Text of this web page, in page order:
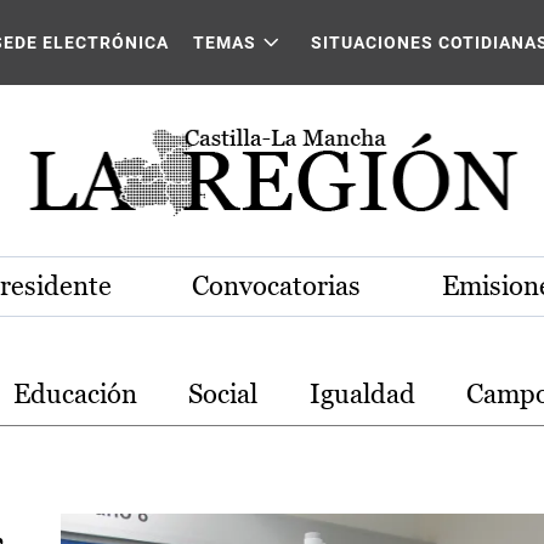
La Mancha
ELECTRÓNICA TEMAS SITUACIONES
Convocatorias
Educación Social Igualdad